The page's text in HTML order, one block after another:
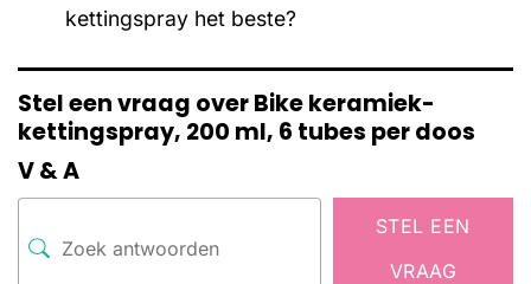
kettingspray het beste?
Stel een vraag over Bike keramiek-
kettingspray, 200 ml, 6 tubes per doos
V & A
STEL EEN
VRAAG